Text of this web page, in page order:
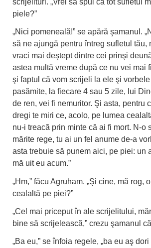
piele?”
„Nici pomeneală!” se apără şamanul.
să ne ajungă pentru întreg sufletul tău,
vraci mai deştept dintre cei prinşi
astea multă vreme după ce nu vei
şi faptul că vom scrijeli la ele şi
pasămite, la fiecare 4 sau 5 zile, lui
de ren, vei fi nemuritor. Şi asta, pentru
dregi te miri ce, acolo, pe lumea
nu-i treacă prin minte că ai fi mort. N-o
mărite rege, tu ai un fel anume de-a
asta trebuie să punem aici, pe piei: un
mă uit eu acum.”
„Hm,” făcu Agruham. „Şi cine, mă
cealaltă pe piei?”
„Cel mai priceput în ale scrijelitului,
bine să scrijelească,” crezu şamanul
„Ba eu,” se înfoia regele, „ba eu aş